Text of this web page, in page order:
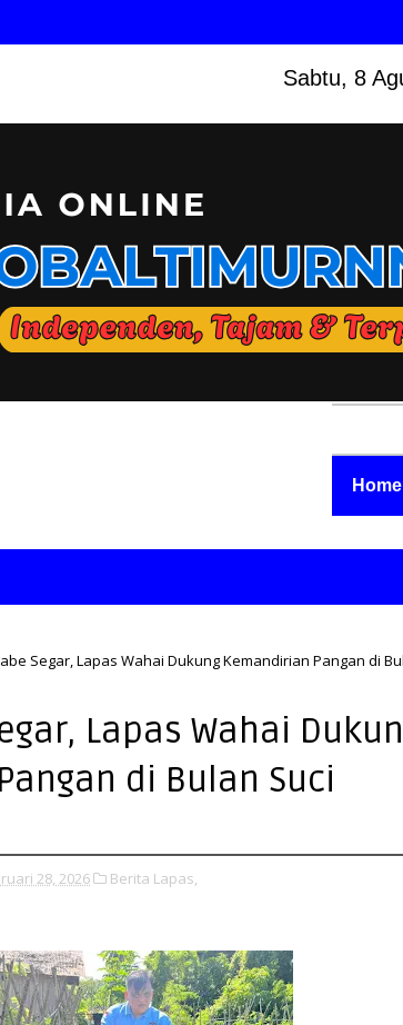
Sabtu, 8
Home
Segar, Lapas Wahai Dukung Kemandirian Pangan di
Lapas Wahai
di Bulan Suci
28, 2026 Berita Lapas,